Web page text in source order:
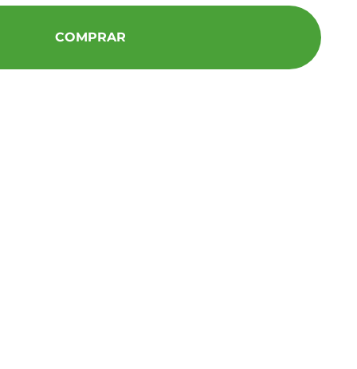
COMPRAR